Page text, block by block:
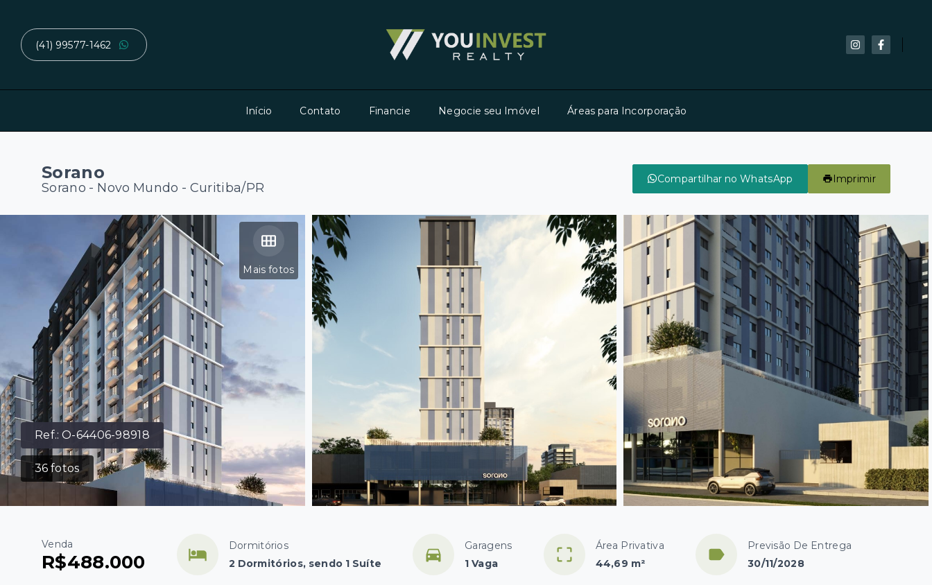
(41) 99577-1462
Início Contato Financie Negocie seu Imóvel Áreas para Incorporação
Sorano
Sorano - Novo Mundo - Curitiba/PR
Compartilhar no WhatsApp Imprimir
Ref.:O-64406-98918
36 fotos
Mais fotos
Venda
R$488.000
Dormitórios
2 Dormitórios, sendo 1 Suíte
Garagens
1 Vaga
Área Privativa
44,69 m²
Previsão De Entrega
30/11/2028